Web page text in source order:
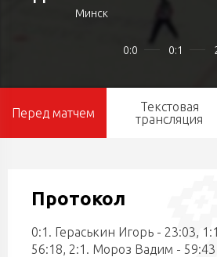
Минск
0:0 0:1
Перед матчем
Текстовая
трансляция
Протокол
0:1. Гераськин Игорь - 23:03,
56:18, 2:1. Мороз Вадим - 59:43